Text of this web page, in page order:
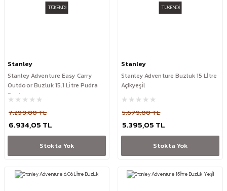
TÜKENDİ
Stanley
Stanley Adventure Easy Carry
Outdoor Buzluk 15.1 Li̇tre Pudra
Renk
7.299,00 TL
6.934,05 TL
Stokta Yok
TÜKENDİ
Stanley
Stanley Adventure Buzluk 15 Li̇tre
Açikyeşi̇l
5.679,00 TL
5.395,05 TL
Stokta Yok